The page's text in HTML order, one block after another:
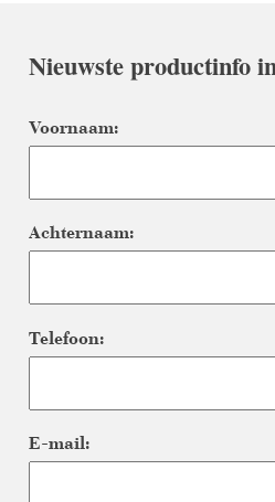
Nieuwste productinfo
Voornaam:
Achternaam:
Telefoon:
E-mail: